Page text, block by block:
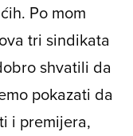
Po mom
tri sindikata
shvatili da
pokazati da
i premijera,